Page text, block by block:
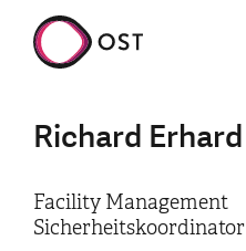
Richard Erhard
Facility Management
Sicherheitskoordinator